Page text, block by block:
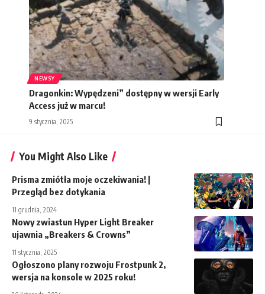
NEWSY
Dragonkin: Wypędzeni” dostępny w wersji Early
Access już w marcu!
9 stycznia, 2025
You Might Also Like
Prisma zmiótła moje oczekiwania! |
Przegląd bez dotykania
11 grudnia, 2024
Nowy zwiastun Hyper Light Breaker
ujawnia „Breakers & Crowns”
11 stycznia, 2025
Ogłoszono plany rozwoju Frostpunk 2,
wersja na konsole w 2025 roku!